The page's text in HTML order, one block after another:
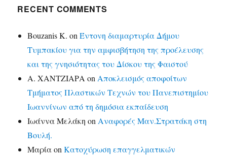
RECENT COMMENTS
Bouzanis K. onΈντονη διαμαρτυρία Δήμου
Τυμπακίου για την αμφισβήτηση της προέλευσης
και της γνησιότητας του Δίσκου της Φαιστού
Α. ΧΑΝΤΖΙΑΡΑ on Αποκλεισμός αποφοίτων
Τμήματος Πλαστικών Τεχνών του Πανεπιστημίου
Ιωαννίνων από τη δημόσια εκπαίδευση
Ιωάννα Μελάκη on Αναφορές Μαν.Στρατάκη στη
Βουλή.
ΜαρίαonΚατοχύρωση επαγγελματικών